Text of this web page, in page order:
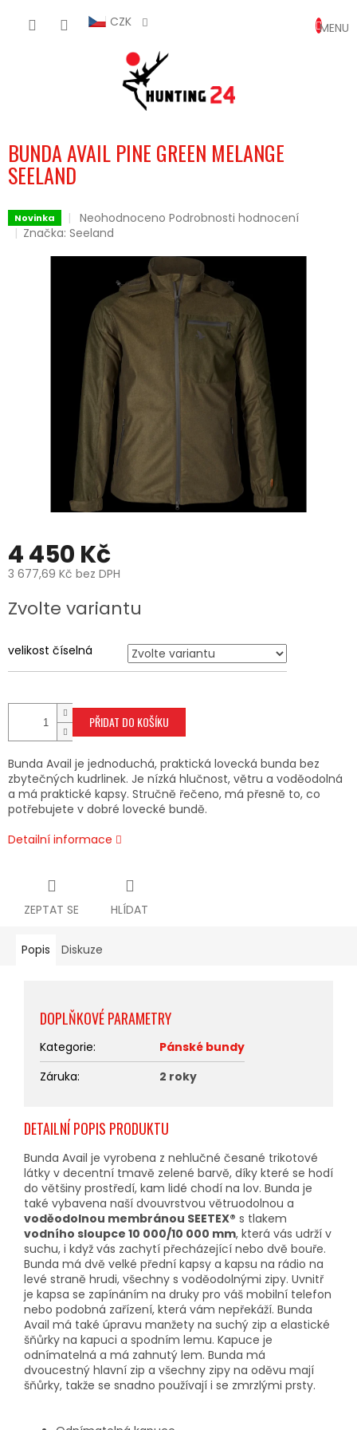
CZK
KOŠÍK
BUNDA AVAIL PINE GREEN MELANGE
SEELAND
Novinka
Průměrné
hodnocení
hvězdiček.
Neohodnoceno Podrobnosti hodnocení
Značka:Seeland
4 450 Kč
3 677,69 Kč bez DPH
cena:
Zvolte variantu
velikost číselná
PŘIDAT DO KOŠÍKU
Bunda Avail je jednoduchá, praktická lovecká bunda bez
zbytečných kudrlinek. Je nízká hlučnost, větru a voděodolná
a má praktické kapsy. Stručně řečeno, má přesně to, co
potřebujete v dobré lovecké bundě.
Detailní informace
ZEPTAT SE HLÍDAT
Popis Diskuze
DETAILNÍ POPIS PRODUKTU
Bunda Avail je vyrobena z nehlučné česané trikotové
látky v decentní tmavě zelené barvě, díky které se hodí
do většiny prostředí, kam lidé chodí na lov. Bunda je
také vybavena naší dvouvrstvou větruodolnou a
voděodolnou membránou SEETEX® s tlakem
vodního sloupce 10 000/10 000 mm, která vás udrží v
suchu, i když vás zachytí přecházející nebo dvě bouře.
Bunda má dvě velké přední kapsy a kapsu na rádio na
levé straně hrudi, všechny s voděodolnými zipy. Uvnitř
je kapsa se zapínáním na druky pro váš mobilní telefon
nebo podobná zařízení, která vám nepřekáží. Bunda
Avail má také úpravu manžety na suchý zip a elastické
šňůrky na kapuci a spodním lemu. Kapuce je
odnímatelná a má zahnutý lem. Bunda má
dvoucestný hlavní zip a všechny zipy na oděvu mají
šňůrky, takže se snadno používají i se zmrzlými prsty.
DOPLŇKOVÉ PARAMETRY
Kategorie:
Pánské bundy
Záruka: 2 roky